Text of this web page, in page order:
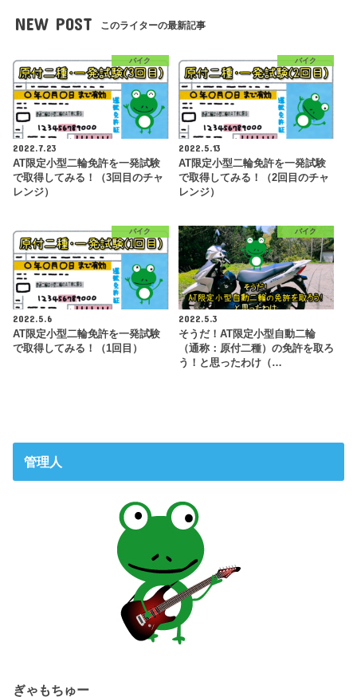
NEW POST このライターの最新記事
バイク
2022.7.23
AT限定小型二輪免許を一発試験
で取得してみる！（3回目のチャ
レンジ）
バイク
2022.5.13
AT限定小型二輪免許を一発試験
で取得してみる！（2回目のチャ
レンジ）
バイク
2022.5.6
AT限定小型二輪免許を一発試験
で取得してみる！（1回目）
バイク
2022.5.3
そうだ！AT限定小型自動二輪
（通称：原付二種）の免許を取ろ
う！と思ったわけ（…
管理人
ぎゃもちゅー